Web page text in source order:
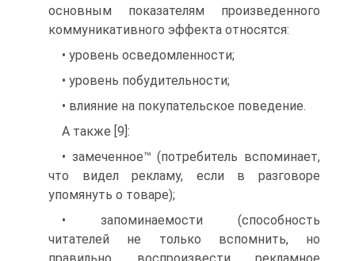
основным показателям произведенного
коммуникативного эффекта относятся:
• уровень осведомленности;
• уровень побудительности;
• влияние на покупательское поведение.
А также [9]:
• замеченное™ (потребитель вспоминает,
что видел рекламу, если в разговоре
упомянуть о товаре);
• запоминаемости (способность
читателей не только вспомнить, но